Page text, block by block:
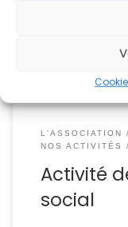
investi créativité
L'ASSOCIATION
NOS ACTIVITÉS
Activité
social